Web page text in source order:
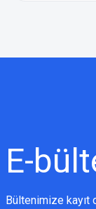
Bu ürüne
E-
Bültenimize kayıt